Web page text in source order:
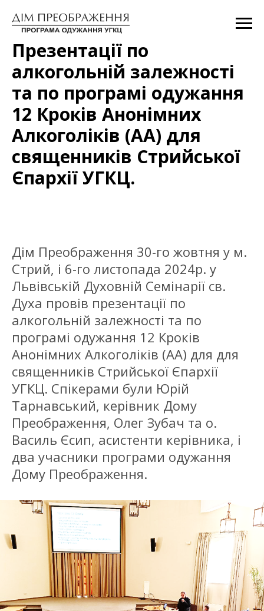
Презентації по
алкогольній залежності
та по програмі одужання
12 Кроків Анонімних
Алкоголіків (АА) для
священників Стрийської
Єпархії УГКЦ.
Дім Преображення 30-го жовтня у м.
Стрий, і 6-го листопада 2024р. у
Львівській Духовній Семінарії св.
Духа провів презентації по
алкогольній залежності та по
програмі одужання 12 Кроків
Анонімних Алкоголіків (АА) для для
священників Стрийської Єпархії
УГКЦ. Спікерами були Юрій
Тарнавський, керівник Дому
Преображення, Олег Зубач та о.
Василь Єсип, асистенти керівника, і
два учасники програми одужання
Дому Преображення.